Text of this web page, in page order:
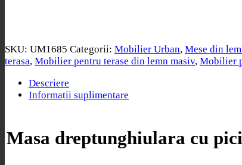
SKU: UM1685 Categorii: Mobilier Urban, Mese din
terasa, Mobilier pentru terase din lemn masiv, Mobilier
Descriere
Informații suplimentare
Masa dreptunghiulara cu